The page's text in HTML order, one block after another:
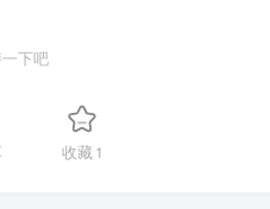
下吧
收藏1